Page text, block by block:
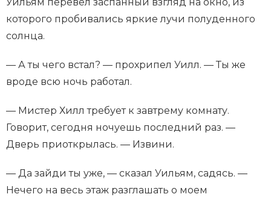
Уильям перевел заспанный взгляд на окно, из
которого пробивались яркие лучи полуденного
солнца.
— А ты чего встал? — прохрипел Уилл. — Ты же
вроде всю ночь работал.
— Мистер Хилл требует к завтрему комнату.
Говорит, сегодня ночуешь последний раз. —
Дверь приоткрылась. — Извини.
— Да зайди ты уже, — сказал Уильям, садясь. —
Нечего на весь этаж разглашать о моем